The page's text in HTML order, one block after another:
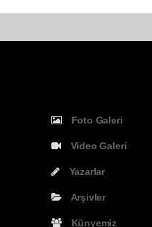
Foto Galeri
Video Galeri
Yazarlar
Arşivler
Künyemiz